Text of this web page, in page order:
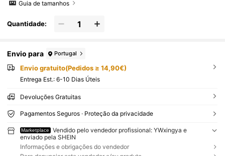
Guia de tamanhos
Quantidade:
Envio para Portugal
Envio gratuito(Pedidos ≥ 14,90€)
Entrega Est.: 6-10 Dias Úteis
Devoluções Gratuitas
Pagamentos Seguros · Proteção da privacidade
Marketplace
Vendido pelo vendedor profissional: YWxingya e
enviado pela SHEIN
Informações e obrigações do vendedor